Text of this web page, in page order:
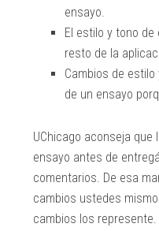
ensayo.
El estilo y tono
resto de la
Cambios de
de un ensayo
UChicago aconseja
ensayo antes de
comentarios. De esa
cambios ustedes
cambios los represente.